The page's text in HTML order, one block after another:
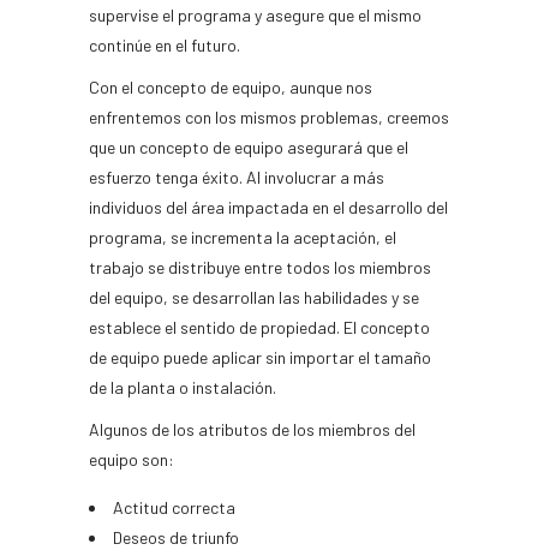
supervise el programa y asegure que el mismo
continúe en el futuro.
Con el concepto de equipo, aunque nos
enfrentemos con los mismos problemas, creemos
que un concepto de equipo asegurará que el
esfuerzo tenga éxito. Al involucrar a más
individuos del área impactada en el desarrollo del
programa, se incrementa la aceptación, el
trabajo se distribuye entre todos los miembros
del equipo, se desarrollan las habilidades y se
establece el sentido de propiedad. El concepto
de equipo puede aplicar sin importar el tamaño
de la planta o instalación.
Algunos de los atributos de los miembros del
equipo son:
Actitud correcta
Deseos de triunfo